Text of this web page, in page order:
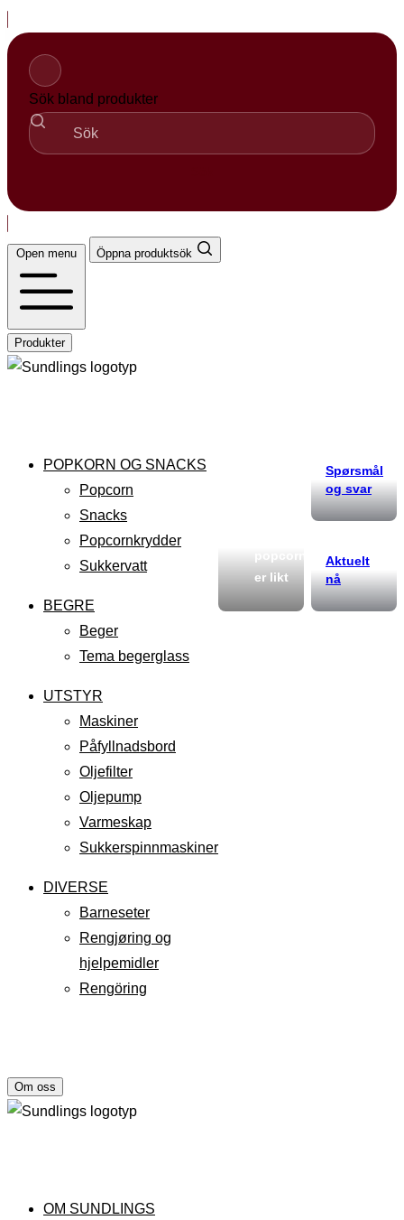
til
innhold
Sök bland produkter
Open menu Öppna produktsök
Produkter
POPKORN OG SNACKS
Popcorn
Snacks
Popcornkrydder
Sukkervatt
BEGRE
Beger
Tema begerglass
UTSTYR
Maskiner
Påfyllnadsbord
Oljefilter
Oljepump
Varmeskap
Sukkerspinnmaskiner
DIVERSE
Barneseter
Rengjøring og
hjelpemidler
Rengöring
er likt
Spørsmål
og svar
Aktuelt
nå
Om oss
OM SUNDLINGS